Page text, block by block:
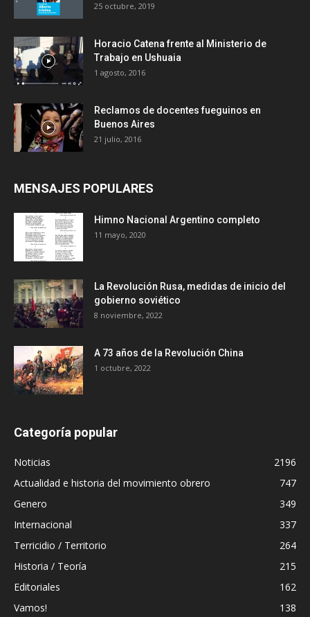
25 octubre, 2019
Horacio Catena frente al Ministerio de
Trabajo en Ushuaia
1 agosto, 2016
Reclamos de docentes fueguinos en
Buenos Aires
21 julio, 2016
MENSAJES POPULARES
Himno Nacional Argentino completo
11 mayo, 2020
La Revolución Rusa, medidas de inicio del
gobierno soviético
8 noviembre, 2022
A 73 años de la Revolución China
1 octubre, 2022
Categoría popular
Noticias
2196
Actualidad e historia del movimiento obrero
747
Genero
349
Internacional
337
Terricidio / Territorio
264
Historia / Teoría
215
Editoriales
162
Vamos!
138